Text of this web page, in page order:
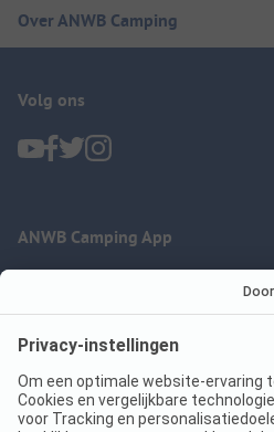
Over ANWB Camping
Volg ons
ANWB Camping App
Imprint